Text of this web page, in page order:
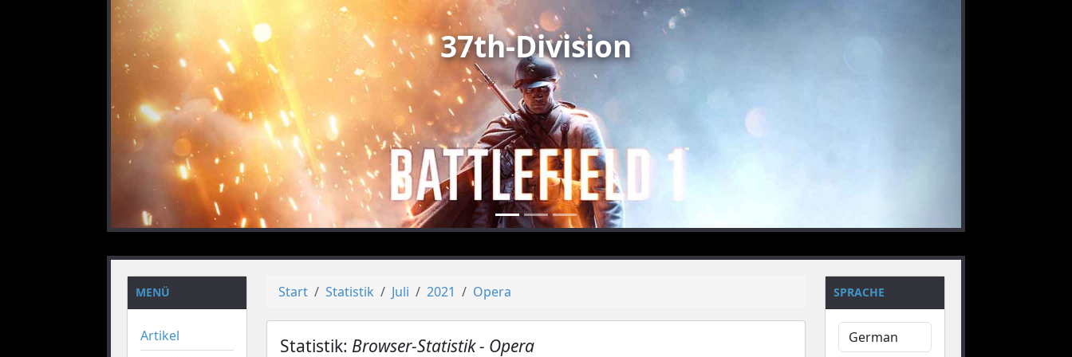
vorheriges
37th-Division
MENÜ
Artikel
Start Statistik Juli 2021 Opera
Statistik: Browser-Statistik - Opera
SPRACHE